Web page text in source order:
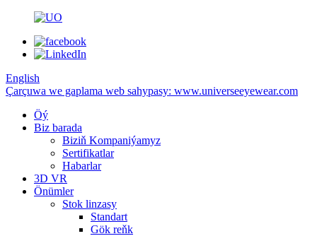
English
Çarçuwa we gaplama web sahypasy: www.universeeyewear.com
Öý
Biz barada
Biziň Kompaniýamyz
Sertifikatlar
Habarlar
3D VR
Önümler
Stok linzasy
Standart
Gök reňk